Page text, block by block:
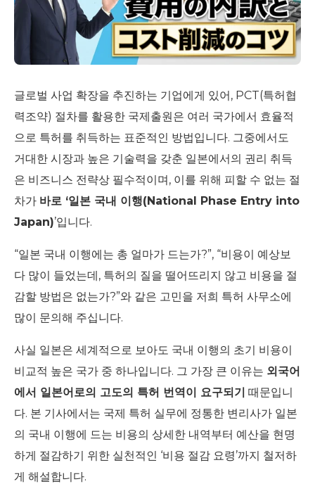
글로벌 사업 확장을 추진하는 기업에게 있어, PCT(특허협
력조약) 절차를 활용한 국제출원은 여러 국가에서 효율적
으로 특허를 취득하는 표준적인 방법입니다. 그중에서도
거대한 시장과 높은 기술력을 갖춘 일본에서의 권리 취득
은 비즈니스 전략상 필수적이며, 이를 위해 피할 수 없는 절
차가 바로 ‘일본 국내 이행(National Phase Entry into
Japan)’입니다.
“일본 국내 이행에는 총 얼마가 드는가?”, “비용이 예상보
다 많이 들었는데, 특허의 질을 떨어뜨리지 않고 비용을 절
감할 방법은 없는가?”와 같은 고민을 저희 특허 사무소에
많이 문의해 주십니다.
사실 일본은 세계적으로 보아도 국내 이행의 초기 비용이
비교적 높은 국가 중 하나입니다. 그 가장 큰 이유는 외국어
에서 일본어로의 고도의 특허 번역이 요구되기 때문입니
다. 본 기사에서는 국제 특허 실무에 정통한 변리사가 일본
의 국내 이행에 드는 비용의 상세한 내역부터 예산을 현명
하게 절감하기 위한 실천적인 ‘비용 절감 요령’까지 철저하
게 해설합니다.